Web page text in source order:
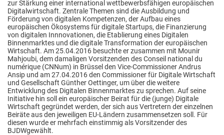
zur Stärkung einer international wettbewerbsfähigen europäischen
Digitalwirtschaft. Zentrale Themen sind die Ausbildung und
Förderung von digitalen Kompetenzen, der Aufbau eines
europäischen Ökosystems für digitale Startups, die Finanzierung
von digitalen Innnovationen, die Etablierung eines Digitalen
Binnenmarktes und die digitale Transformation der europäischen
Wirtschaft. Am 25.04.2016 besuchte er zusammen mit Mounir
Mahjoubi, dem damaligen Vorsitzenden des Conseil national du
numérique (CNNum) in Brüssel den Vice-Commissioner Andrus
Ansip und am 27.04.2016 den Commissioner für Digitale Wirtschaft
und Gesellschaft Günther Oettinger, um über die weitere
Entwicklung des Digitalen Binnenmarktes zu sprechen. Auf seine
Initiative hin soll ein europäischer Beirat für die (junge) Digitale
Wirtschaft gegründet werden, der sich aus Vertretern der einzelnen
Beiräte aus den jeweiligen EU-Ländern zusammensetzen soll. Für
diesen wurde er mehrfach einstimmig als Vorsitzender des
BJDWgewählt.